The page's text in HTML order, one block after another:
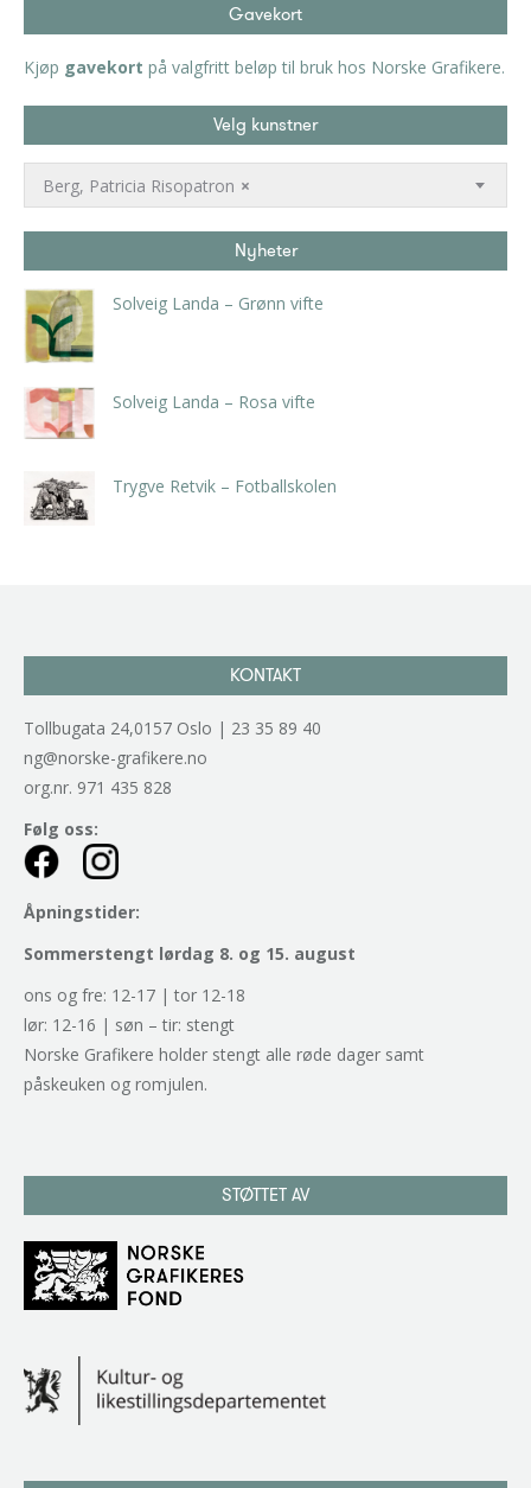
Gavekort
Kjøp gavekort på valgfritt beløp til bruk hos Norske Grafikere.
Velg kunstner
×
Berg, Patricia Risopatron
Nyheter
Solveig Landa – Grønn vifte
Solveig Landa – Rosa vifte
Trygve Retvik – Fotballskolen
KONTAKT
Tollbugata 24,0157 Oslo | 23 35 89 40
ng@norske-grafikere.no
org.nr. 971 435 828
Følg oss:
Åpningstider:
Sommerstengt lørdag 8. og 15. august
ons og fre: 12-17 | tor 12-18
lør: 12-16 | søn – tir: stengt
Norske Grafikere holder stengt alle røde dager samt
påskeuken og romjulen.
STØTTET AV